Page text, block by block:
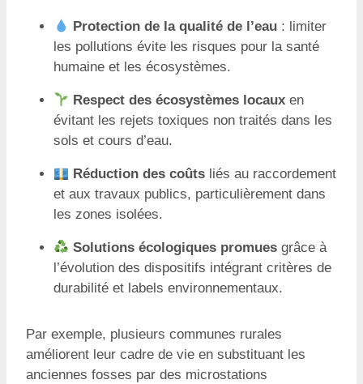
Protection de la qualité de l’eau : limiter
les pollutions évite les risques pour la santé
humaine et les écosystèmes.
Respect des écosystèmes locaux en
évitant les rejets toxiques non traités dans les
sols et cours d’eau.
Réduction des coûts liés au raccordement
et aux travaux publics, particulièrement dans
les zones isolées.
Solutions écologiques promues grâce à
l’évolution des dispositifs intégrant critères de
durabilité et labels environnementaux.
Par exemple, plusieurs communes rurales
améliorent leur cadre de vie en substituant les
anciennes fosses par des microstations